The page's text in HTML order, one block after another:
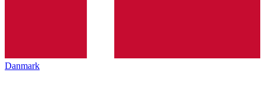
Danmark